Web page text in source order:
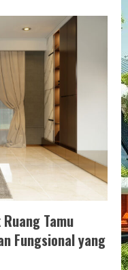
Tamu
Fungsional yang